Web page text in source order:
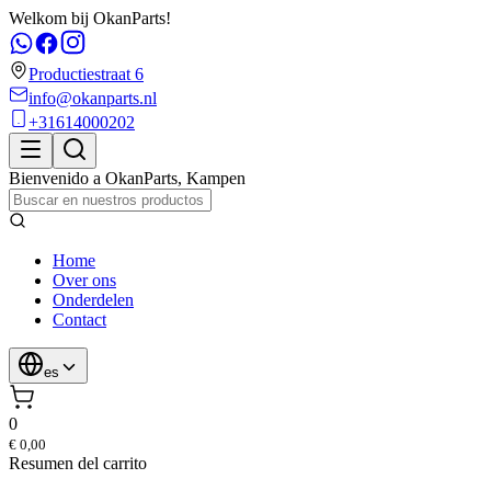
Welkom bij OkanParts!
Productiestraat 6
info@okanparts.nl
+31614000202
Bienvenido a OkanParts, Kampen
Home
Over ons
Onderdelen
Contact
es
0
€ 0,00
Resumen del carrito